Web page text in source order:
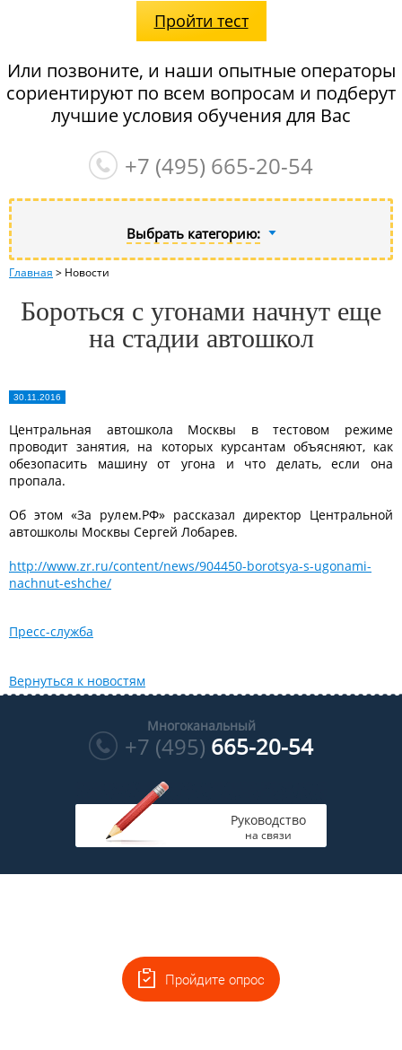
Пройти тест
Или позвоните, и наши опытные операторы
сориентируют по всем вопросам и подберут
лучшие условия обучения для Вас
+7 (495) 665-20-54
Выбрать категорию:
Главная > Новости
Бороться с угонами начнут еще
на стадии автошкол
30.11.2016
Центральная автошкола Москвы в тестовом режиме
проводит занятия, на которых курсантам объясняют, как
обезопасить машину от угона и что делать, если она
пропала.
Об этом «За рулем.РФ» рассказал директор Центральной
автошколы Москвы Сергей Лобарев.
http://www.zr.ru/content/news/904450-borotsya-s-ugonami-
nachnut-eshche/
Пресс-служба
Вернуться к новостям
Многоканальный
+7 (495) 665-20-54
Руководство
на связи
Пройдите опрос